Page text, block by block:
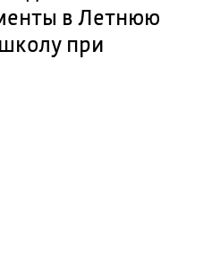
в Летнюю
при